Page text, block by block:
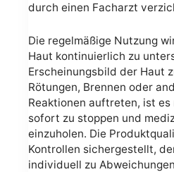
durch einen Facharzt
Die regelmäßige Nutzung
Haut kontinuierlich zu
Erscheinungsbild der Haut
Rötungen, Brennen oder
Reaktionen auftreten, ist
sofort zu stoppen und
einzuholen. Die
Kontrollen sichergestellt,
individuell zu